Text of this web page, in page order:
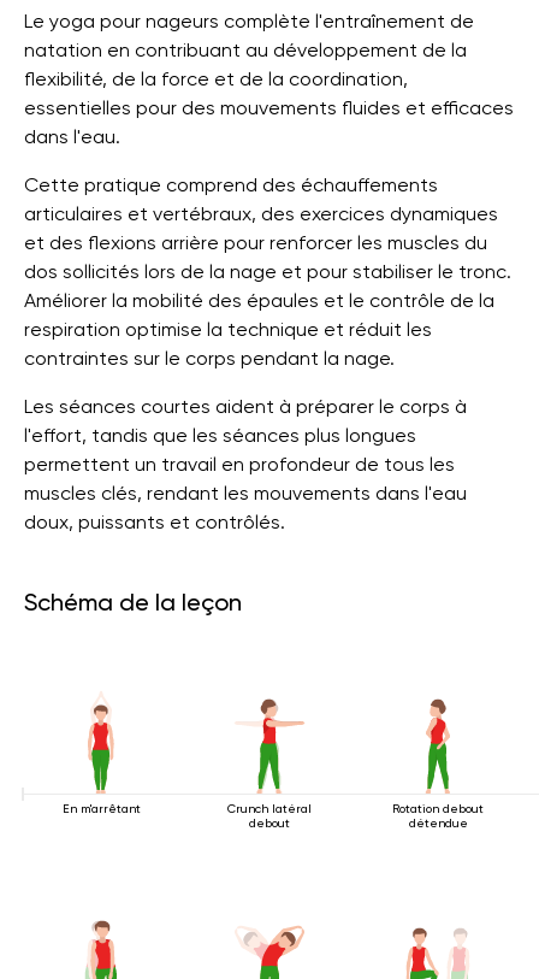
Le yoga pour nageurs complète l'entraînement de
natation en contribuant au développement de la
flexibilité, de la force et de la coordination,
essentielles pour des mouvements fluides et efficaces
dans l'eau.
Cette pratique comprend des échauffements
articulaires et vertébraux, des exercices dynamiques
et des flexions arrière pour renforcer les muscles du
dos sollicités lors de la nage et pour stabiliser le tronc.
Améliorer la mobilité des épaules et le contrôle de la
respiration optimise la technique et réduit les
contraintes sur le corps pendant la nage.
Les séances courtes aident à préparer le corps à
l'effort, tandis que les séances plus longues
permettent un travail en profondeur de tous les
muscles clés, rendant les mouvements dans l'eau
doux, puissants et contrôlés.
Schéma de la leçon
En m'arrêtant
Crunch latéral
debout
Rotation debout
détendue